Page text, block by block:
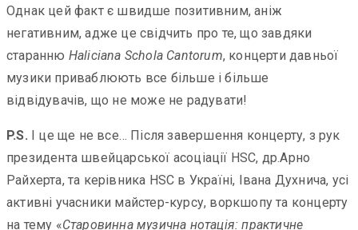
Однак цей факт є швидше позитивним, аніж
негативним, адже це свідчить про те, що завдяки
старанню Haliciana Schola Cantorum, концерти давньої
музики приваблюють все більше і більше
відвідувачів, що не може не радувати!
P.S. І це ще не все… Після завершення концерту, з рук
президента швейцарської асоціації HSC, др.Арно
Райхерта, та керівника HSC в Україні, Івана Духнича, усі
активні учасники майстер-курсу, воркшопу та концерту
на тему «Старовинна музична нотація: практичне